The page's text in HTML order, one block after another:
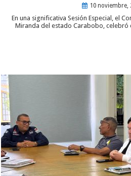
10 noviembre,
En una significativa Sesión Especial, el
Miranda del estado Carabobo, celebró